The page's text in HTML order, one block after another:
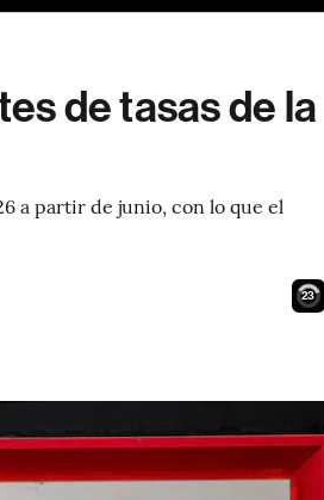
de tasas de la
a partir de junio, con lo que el
22